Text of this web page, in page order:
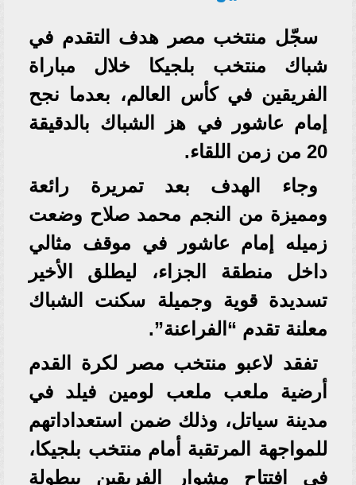
سجّل منتخب مصر هدف التقدم في
شباك منتخب بلجيكا خلال مباراة
الفريقين في كأس العالم، بعدما نجح
إمام عاشور في هز الشباك بالدقيقة
20 من زمن اللقاء.
وجاء الهدف بعد تمريرة رائعة
ومميزة من النجم محمد صلاح وضعت
زميله إمام عاشور في موقف مثالي
داخل منطقة الجزاء، ليطلق الأخير
تسديدة قوية وجميلة سكنت الشباك
معلنة تقدم “الفراعنة”.
تفقد لاعبو منتخب مصر لكرة القدم
أرضية ملعب ملعب لومين فيلد في
مدينة سياتل، وذلك ضمن استعداداتهم
للمواجهة المرتقبة أمام منتخب بلجيكا،
في افتتاح مشوار الفريقين ببطولة